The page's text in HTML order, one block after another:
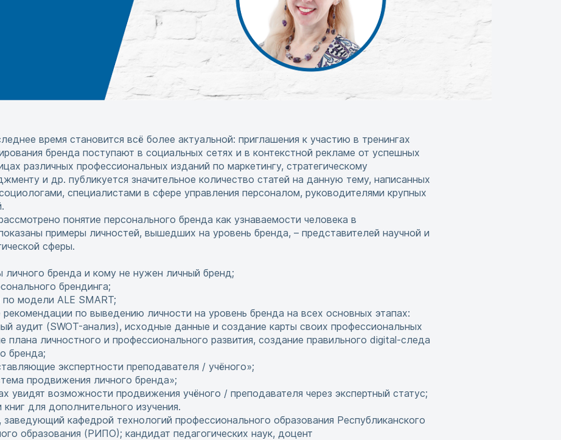
время становится всё более актуальной: приглашения к участию в тренингах
бренда поступают в социальных сетях и в контекстной рекламе от успешных
различных профессиональных изданий по маркетингу, стратегическому
и др. публикуется значительное количество статей на данную тему, написанных
специалистами в сфере управления персоналом, руководителями крупных
понятие персонального бренда как узнаваемости человека в
примеры личностей, вышедших на уровень бренда, – представителей научной и
сферы.
личного бренда и кому не нужен личный бренд;
брендинга;
по модели ALE SMART;
рекомендации по выведению личности на уровень бренда на всех основных этапах:
аудит (SWOT-анализ), исходные данные и создание карты своих профессиональных
плана личностного и профессионального развития, создание правильного digital-следа
бренда;
экспертности преподавателя / учёного»;
продвижения личного бренда»;
увидят возможности продвижения учёного / преподавателя через экспертный статус;
для дополнительного изучения.
кафедрой технологий профессионального образования Республиканского
образования (РИПО); кандидат педагогических наук, доцент